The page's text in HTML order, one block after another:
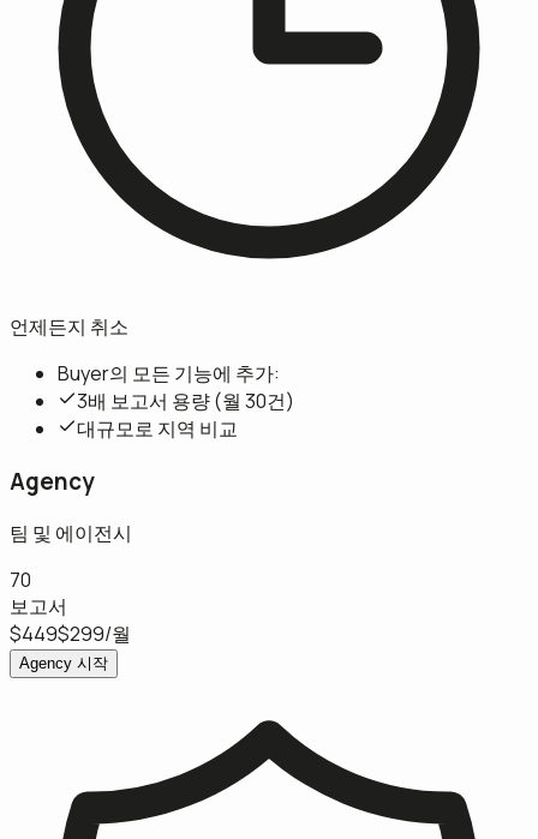
언제든지 취소
Buyer의 모든 기능에 추가:
3배 보고서 용량 (월 30건)
대규모로 지역 비교
Agency
팀 및 에이전시
70
보고서
$449$299/월
Agency 시작